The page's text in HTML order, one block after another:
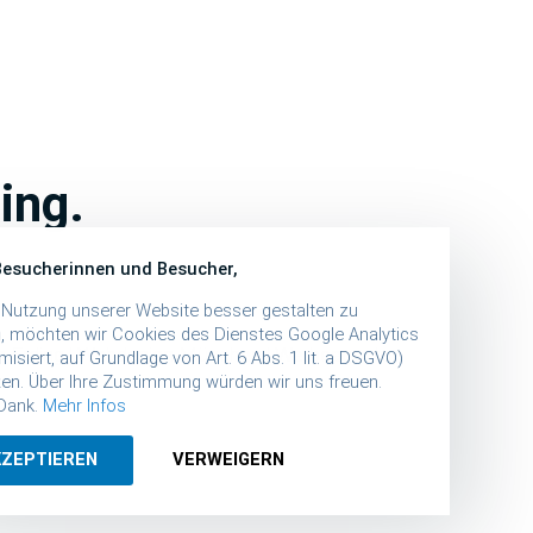
Erding|Webdesign München|Werbeagentur
und Besucher,
unserer Website besser gestalten zu
möchten wir Cookies des Dienstes Google Analytics
auf Grundlage von Art. 6 Abs. 1 lit. a DSGVO)
Über Ihre Zustimmung würden wir uns freuen.
Mehr Infos
VERWEIGERN